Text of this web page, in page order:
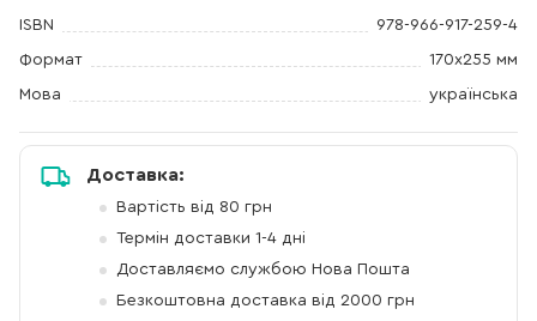
ISBN 978-966-917-259-4
Формат 170х255 мм
Мова українська
Доставка:
Вартість від 80 грн
Термін доставки 1-4 дні
Доставляємо службою Нова Пошта
Безкоштовна доставка від 2000 грн